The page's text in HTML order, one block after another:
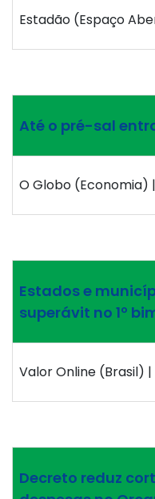
Estadão (Espaço
Até o pré-sal
O Globo (Economia)
Estados e
superávit no 1º
Valor Online (Brasil) |
Decreto reduz